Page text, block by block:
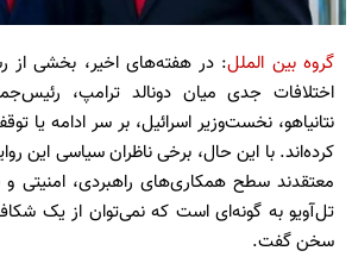
گروه بین الملل: در هفته‌های اخیر، بخشی از
اختلافات جدی میان دونالد ترامپ،
نتانیاهو، نخست‌وزیر اسرائیل، بر سر ادامه یا
کرده‌اند. با این حال، برخی ناظران سیاسی این
معتقدند سطح همکاری‌های راهبردی، امنیتی
تل‌آویو به گونه‌ای است که نمی‌توان از یک
سخن گفت.